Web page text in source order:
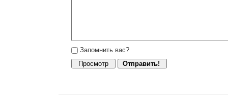
Запомнить вас?